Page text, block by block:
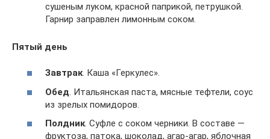
сушеным луком, красной паприкой, петрушкой.
Гарнир заправлен лимонным соком.
Пятый день
Завтрак. Каша «Геркулес».
Обед. Итальянская паста, мясные тефтели, соус
из зрелых помидоров.
Полдник. Суфле с соком черники. В составе —
фруктоза, патока, шоколад, агар-агар, яблочная